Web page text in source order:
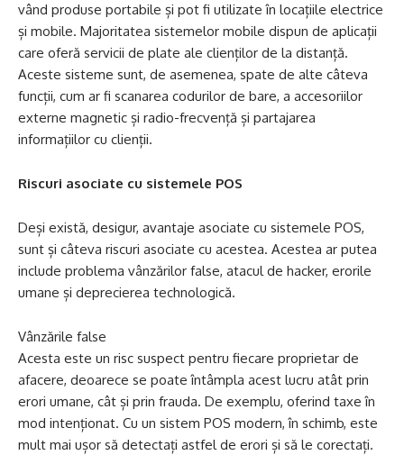
vând produse portabile și pot fi utilizate în locațiile electrice
și mobile. Majoritatea sistemelor mobile dispun de aplicații
care oferă servicii de plate ale clienților de la distanță.
Aceste sisteme sunt, de asemenea, spate de alte câteva
funcții, cum ar fi scanarea codurilor de bare, a accesoriilor
externe magnetic și radio-frecvență și partajarea
informațiilor cu clienții.
Riscuri asociate cu sistemele POS
Deși există, desigur, avantaje asociate cu sistemele POS,
sunt și câteva riscuri asociate cu acestea. Acestea ar putea
include problema vânzărilor false, atacul de hacker, erorile
umane și deprecierea technologică.
Vânzările false
Acesta este un risc suspect pentru fiecare proprietar de
afacere, deoarece se poate întâmpla acest lucru atât prin
erori umane, cât și prin frauda. De exemplu, oferind taxe în
mod intenționat. Cu un sistem POS modern, în schimb, este
mult mai ușor să detectați astfel de erori și să le corectați.